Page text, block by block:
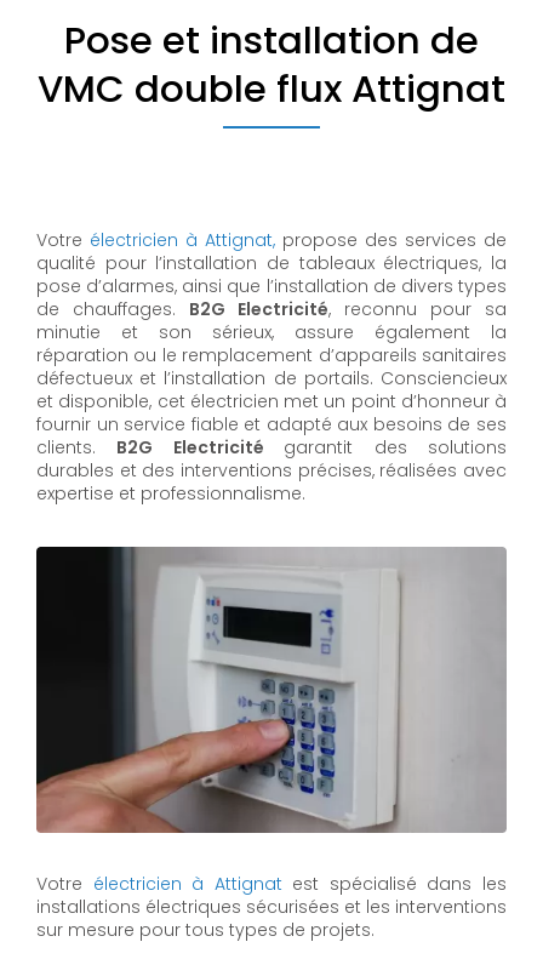
Pose et installation de
VMC double flux Attignat
Votre électricien à Attignat, propose des services de
qualité pour l’installation de tableaux électriques, la
pose d’alarmes, ainsi que l’installation de divers types
de chauffages. B2G Electricité, reconnu pour sa
minutie et son sérieux, assure également la
réparation ou le remplacement d’appareils sanitaires
défectueux et l’installation de portails. Consciencieux
et disponible, cet électricien met un point d’honneur à
fournir un service fiable et adapté aux besoins de ses
clients. B2G Electricité garantit des solutions
durables et des interventions précises, réalisées avec
expertise et professionnalisme.
Votre électricien à Attignat est spécialisé dans les
installations électriques sécurisées et les interventions
sur mesure pour tous types de projets.